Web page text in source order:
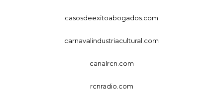
casosdeexitoabogados.com
carnavalindustriacultural.com
canalrcn.com
rcnradio.com